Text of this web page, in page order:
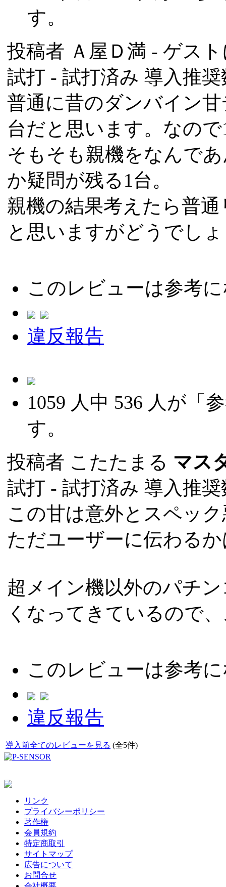
す。
投稿者 Ａ屋Ｄ満 - ゲス
試打 - 試打済み 導入推
普通に昔のダンバイン
台だと思います。なの
そもそも親機をなんで
か疑問が残る1台。
親機の結果考えたら普
と思いますがどうでし
このレビューは参考
違反報告
1059 人中 536 人が「
す。
投稿者 こたたまる マス
試打 - 試打済み 導入推
この甘は意外とスペッ
ただユーザーに伝わる
超メイン機以外のパチ
くなってきているので
このレビューは参考
違反報告
導入前全てのレビューを見る (全5件)
リンク
プライバシーポリシー
著作権
会員規約
特定商取引
サイトマップ
広告について
お問合せ